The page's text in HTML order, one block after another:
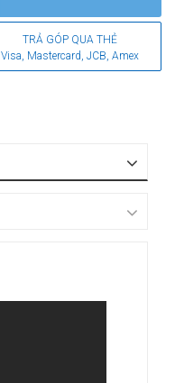
TRẢ GÓP QUA THẺ
Visa, Mastercard, JCB, Amex